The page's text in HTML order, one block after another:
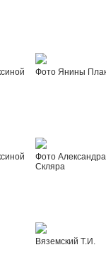
Фото Янины
Фото Александра
Скляра
Вяземский Т.И.